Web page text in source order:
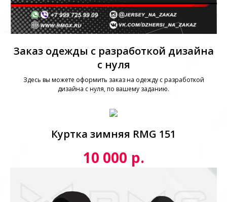
Заказ одежды с разработкой дизайна
с нуля
Здесь вы можете оформить заказ на одежду с разработкой
дизайна с нуля, по вашему заданию.
Куртка зимняя RMG 151
10 000 р.